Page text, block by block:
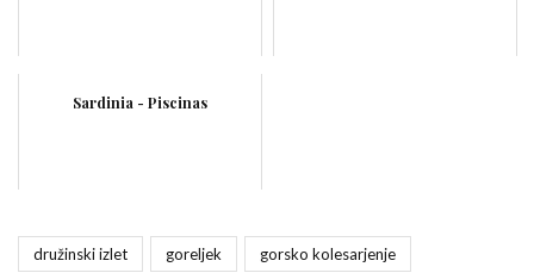
Sardinia - Piscinas
družinski izlet goreljek gorsko kolesarjenje